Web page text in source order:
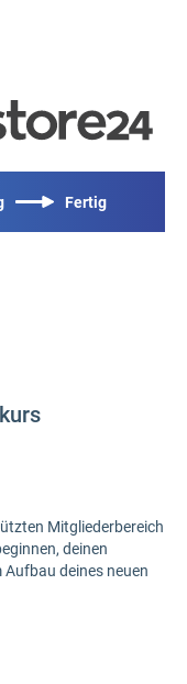
Fertig
Mitgliederbereich
deinen
Aufbau deines neuen